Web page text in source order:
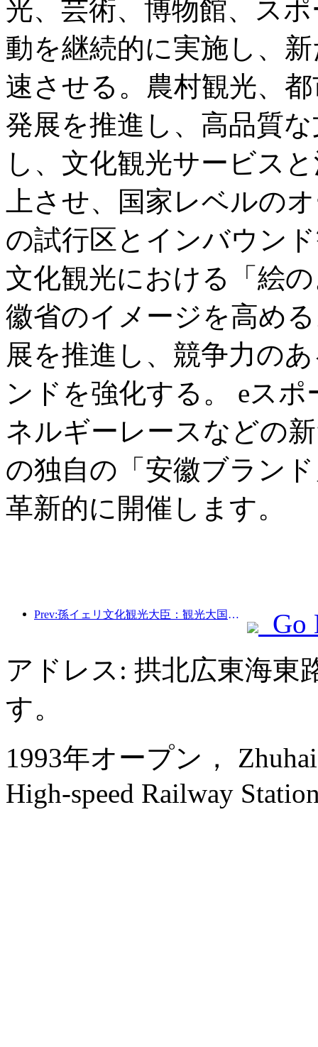
光、芸術、博物館、ス
動を継続的に実施し、
速させる。農村観光、
発展を推進し、高品質
し、文化観光サービス
上させ、国家レベルの
の試行区とインバウン
文化観光における「絵
徽省のイメージを高め
展を推進し、競争力の
ンドを強化する。 eス
ネルギーレースなどの
の独自の「安徽ブラン
革新的に開催します。
Prev:孫イェリ文化観光大臣：観光大国の建設を推進し、質の高い観光商品の供給を充実させる。
Go
アドレス: 拱北広東海東
す。
1993年オープン，
High-speed Railway